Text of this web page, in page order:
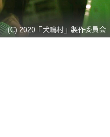
(C) 2020「犬鳴村」製作委員会